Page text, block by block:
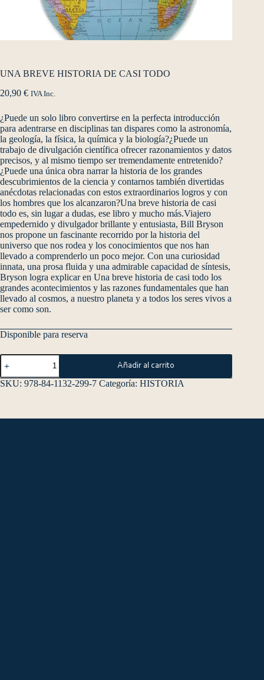
UNA BREVE HISTORIA DE CASI TODO
20,90 € IVA Inc.
¿Puede un solo libro convertirse en la perfecta introducción
para adentrarse en disciplinas tan dispares como la astronomía,
la geología, la física, la química y la biología?¿Puede un
trabajo de divulgación científica ofrecer razonamientos y datos
precisos, y al mismo tiempo ser tremendamente entretenido?
¿Puede una única obra narrar la historia de los grandes
descubrimientos de la ciencia y contarnos también divertidas
anécdotas relacionadas con estos extraordinarios logros y con
los hombres que los alcanzaron?Una breve historia de casi
todo es, sin lugar a dudas, ese libro y mucho más.Viajero
empedernido y divulgador brillante y entusiasta, Bill Bryson
nos propone un fascinante recorrido por la historia del
universo que nos rodea y los conocimientos que nos han
llevado a comprenderlo un poco mejor. Con una curiosidad
innata, una prosa fluida y una admirable capacidad de síntesis,
Bryson logra explicar en Una breve historia de casi todo los
grandes acontecimientos y las razones fundamentales que han
llevado al cosmos, a nuestro planeta y a todos los seres vivos a
ser como son.
Disponible para reserva
Añadir al carrito
SKU: 978-84-1132-299-7 Categoría: HISTORIA